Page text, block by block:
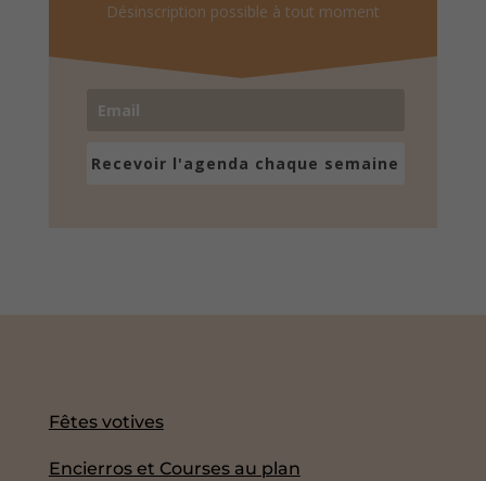
Désinscription possible à tout moment
Recevoir l'agenda chaque semaine
Fêtes votives
Encierros et Courses au plan